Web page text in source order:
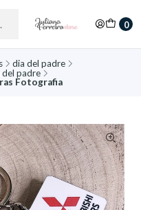
0
dia del padre
del padre
Fotografia